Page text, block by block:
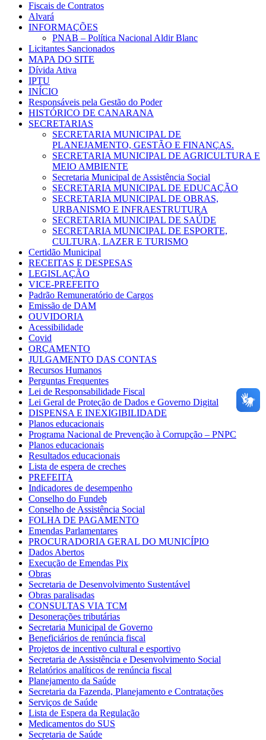
Fiscais de Contratos
Alvará
INFORMAÇÕES
PNAB – Política Nacional Aldir Blanc
Licitantes Sancionados
MAPA DO SITE
Dívida Ativa
IPTU
INÍCIO
Responsáveis pela Gestão do Poder
HISTÓRICO DE CANARANA
SECRETARIAS
SECRETARIA MUNICIPAL DE
PLANEJAMENTO, GESTÃO E FINANÇAS.
SECRETARIA MUNICIPAL DE AGRICULTURA E
MEIO AMBIENTE
Secretaria Municipal de Assistência Social
SECRETARIA MUNICIPAL DE EDUCAÇÃO
SECRETARIA MUNICIPAL DE OBRAS,
URBANISMO E INFRAESTRUTURA
SECRETARIA MUNICIPAL DE SAÚDE
SECRETARIA MUNICIPAL DE ESPORTE,
CULTURA, LAZER E TURISMO
Certidão Municipal
RECEITAS E DESPESAS
LEGISLAÇÃO
VICE-PREFEITO
Padrão Remuneratório de Cargos
Emissão de DAM
OUVIDORIA
Acessibilidade
Covid
ORÇAMENTO
JULGAMENTO DAS CONTAS
Recursos Humanos
Perguntas Frequentes
Lei de Responsabilidade Fiscal
Lei Geral de Proteção de Dados e Governo Digital
DISPENSA E INEXIGIBILIDADE
Planos educacionais
Programa Nacional de Prevenção à Corrupção – PNPC
Planos educacionais
Resultados educacionais
Lista de espera de creches
PREFEITA
Indicadores de desempenho
Conselho do Fundeb
Conselho de Assistência Social
FOLHA DE PAGAMENTO
Emendas Parlamentares
PROCURADORIA GERAL DO MUNICÍPIO
Dados Abertos
Execução de Emendas Pix
Obras
Secretaria de Desenvolvimento Sustentável
Obras paralisadas
CONSULTAS VIA TCM
Desonerações tributárias
Secretaria Municipal de Governo
Beneficiários de renúncia fiscal
Projetos de incentivo cultural e esportivo
Secretaria de Assistência e Desenvolvimento Social
Relatórios analíticos de renúncia fiscal
Planejamento da Saúde
Secretaria da Fazenda, Planejamento e Contratações
Serviços de Saúde
Lista de Espera da Regulação
Medicamentos do SUS
Secretaria de Saúde